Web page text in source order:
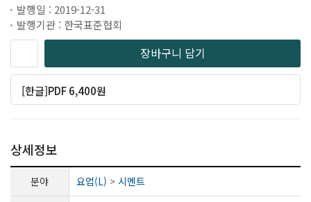
발행일 : 2019-12-31
발행기관 : 한국표준협회
장바구니 담기
[한글]PDF 6,400원
상세정보
분야 요업(L) > 시멘트